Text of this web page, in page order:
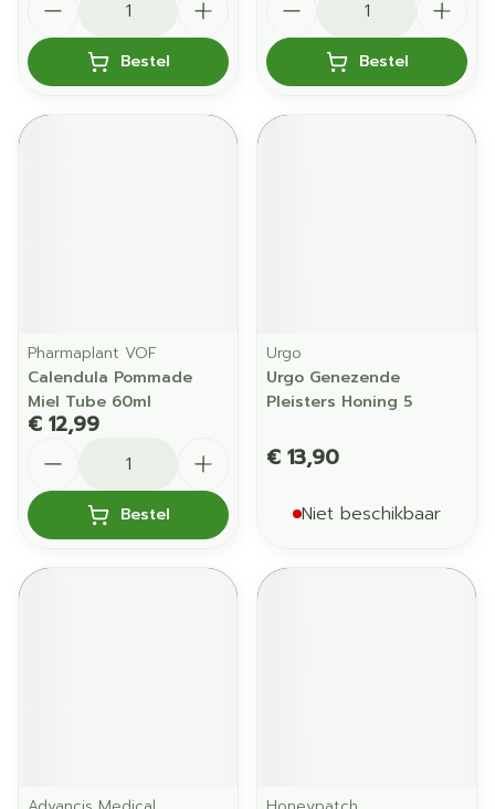
Bestel Bestel
Pharmaplant VOF
Calendula Pommade
Miel Tube 60ml
€ 12,99
Bestel
Urgo
Urgo Genezende
Pleisters Honing 5
€ 13,90
Niet beschikbaar